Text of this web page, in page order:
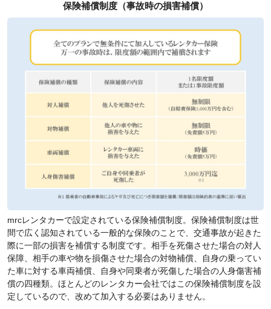
保険補償制度（事故時の損害補償）
mrcレンタカーで設定されている保険補償制度。保険補償制度は世
間で広く認知されている一般的な保険のことで、交通事故が起きた
際に一部の損害を補償する制度です。相手を死傷させた場合の対人
保障、相手の車や物を損傷させた場合の対物補償、自身の乗ってい
た車に対する車両補償、自身や同乗者が死傷した場合の人身傷害補
償の四種類。ほとんどのレンタカー会社ではこの保険補償制度を設
定しているので、改めて加入する必要はありません。